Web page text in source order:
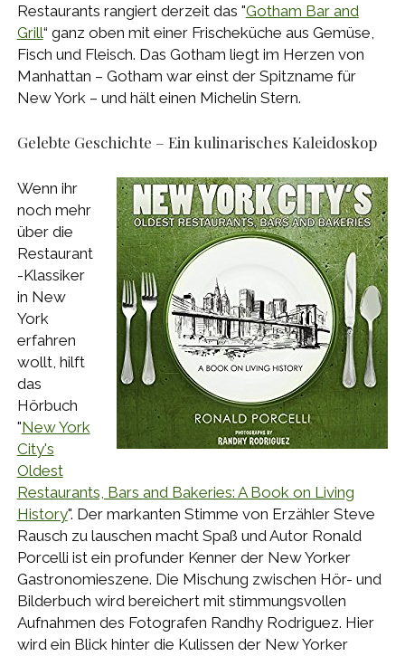
Restaurants rangiert derzeit das "Gotham Bar and
Grill“ ganz oben mit einer Frischeküche aus Gemüse,
Fisch und Fleisch. Das Gotham liegt im Herzen von
Manhattan – Gotham war einst der Spitzname für
New York – und hält einen Michelin Stern.
Gelebte Geschichte – Ein kulinarisches Kaleidoskop
Wenn ihr
noch mehr
über die
Restaurant
-Klassiker
in New
York
erfahren
wollt, hilft
das
Hörbuch
"New York
City's
Oldest
Restaurants, Bars and Bakeries: A Book on Living
History". Der markanten Stimme von Erzähler Steve
Rausch zu lauschen macht Spaß und Autor Ronald
Porcelli ist ein profunder Kenner der New Yorker
Gastronomieszene. Die Mischung zwischen Hör- und
Bilderbuch wird bereichert mit stimmungsvollen
Aufnahmen des Fotografen Randhy Rodriguez. Hier
wird ein Blick hinter die Kulissen der New Yorker